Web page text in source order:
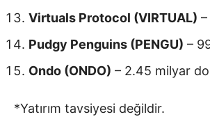
Virtuals Protocol (VIRTUAL)
Pudgy Penguins (PENGU) –
Ondo (ONDO) – 2.45 milyar
*Yatırım tavsiyesi değildir.